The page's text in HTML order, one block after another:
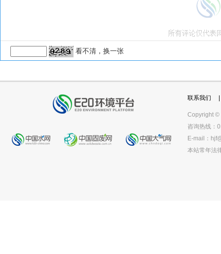
看不清，换一张
联系我们
Copyright ©
咨询热线：
E-mail：
本站常年法